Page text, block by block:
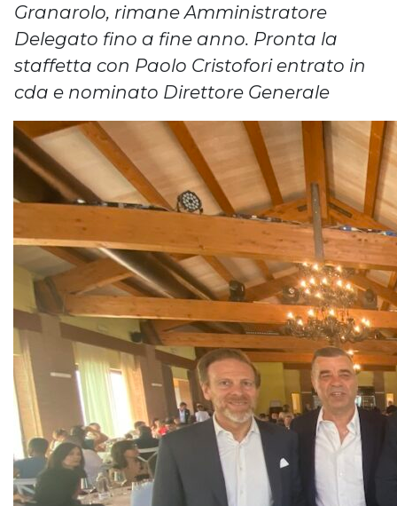
Granarolo, rimane Amministratore
Delegato fino a fine anno. Pronta la
staffetta con Paolo Cristofori entrato in
cda e nominato Direttore Generale